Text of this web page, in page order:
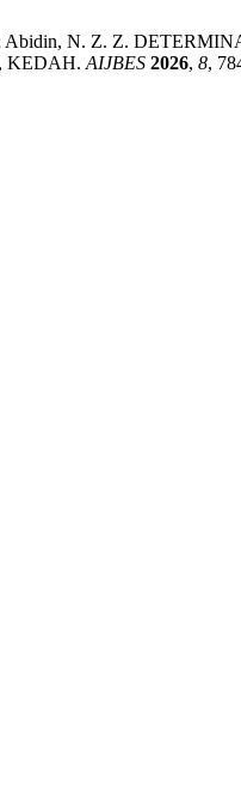
Abidin, N. Z. Z.
KEDAH. AIJBES 2026, 8,